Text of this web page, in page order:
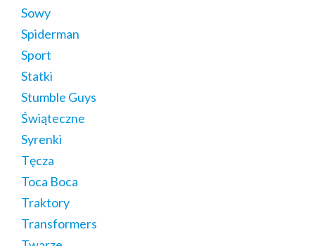
Sowy
Spiderman
Sport
Statki
Stumble Guys
Świąteczne
Syrenki
Tęcza
Toca Boca
Traktory
Transformers